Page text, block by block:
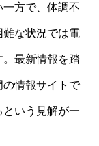
方で、体調不
な状況では電
最新情報を踏
の情報サイトで
いう見解が一